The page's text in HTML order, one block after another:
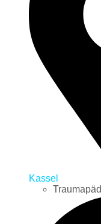
Kassel
Traumapäd